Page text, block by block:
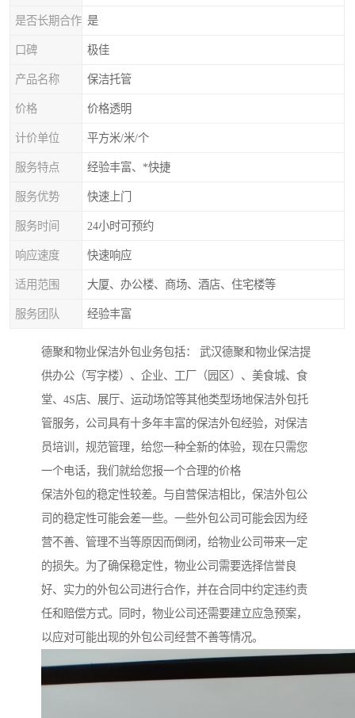
是否长期合作 是
口碑 极佳
产品名称 保洁托管
价格 价格透明
计价单位 平方米/米/个
服务特点 经验丰富、*快捷
服务优势 快速上门
服务时间 24小时可预约
响应速度 快速响应
适用范围 大厦、办公楼、商场、酒店、住宅楼等
服务团队 经验丰富
德聚和物业保洁外包业务包括： 武汉德聚和物业保洁提
供办公（写字楼）、企业、工厂（园区）、美食城、食
堂、4S店、展厅、运动场馆等其他类型场地保洁外包托
管服务，公司具有十多年丰富的保洁外包经验，对保洁
员培训，规范管理，给您一种全新的体验，现在只需您
一个电话，我们就给您报一个合理的价格
保洁外包的稳定性较差。与自营保洁相比，保洁外包公
司的稳定性可能会差一些。一些外包公司可能会因为经
营不善、管理不当等原因而倒闭，给物业公司带来一定
的损失。为了确保稳定性，物业公司需要选择信誉良
好、实力的外包公司进行合作，并在合同中约定违约责
任和赔偿方式。同时，物业公司还需要建立应急预案，
以应对可能出现的外包公司经营不善等情况。